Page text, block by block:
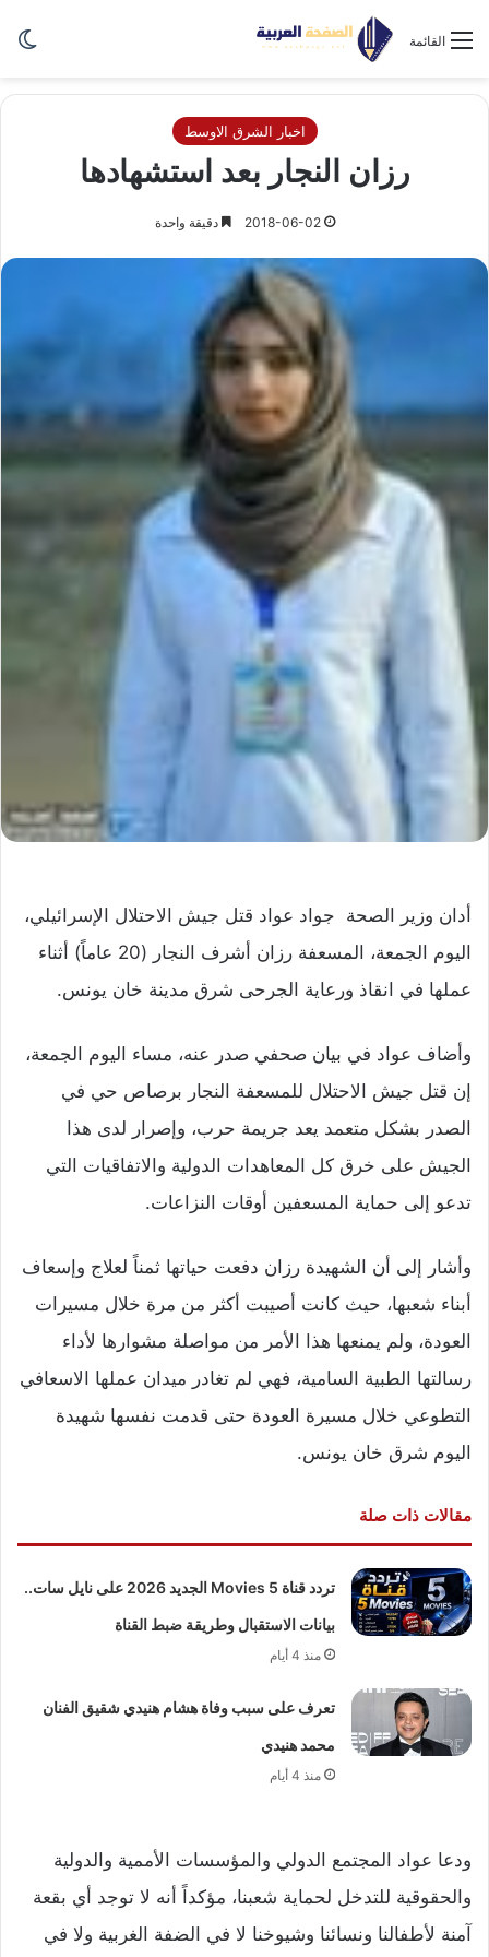
القائمة
اخبار الشرق الاوسط
رزان النجار بعد استشهادها
2018-06-02 دقيقة واحدة
أدان وزير الصحة جواد عواد قتل جيش الاحتلال الإسرائيلي،
اليوم الجمعة، المسعفة رزان أشرف النجار (20 عاماً) أثناء
عملها في انقاذ ورعاية الجرحى شرق مدينة خان يونس.
وأضاف عواد في بيان صحفي صدر عنه، مساء اليوم الجمعة،
إن قتل جيش الاحتلال للمسعفة النجار برصاص حي في
الصدر بشكل متعمد يعد جريمة حرب، وإصرار لدى هذا
الجيش على خرق كل المعاهدات الدولية والاتفاقيات التي
تدعو إلى حماية المسعفين أوقات النزاعات.
وأشار إلى أن الشهيدة رزان دفعت حياتها ثمناً لعلاج وإسعاف
أبناء شعبها، حيث كانت أصيبت أكثر من مرة خلال مسيرات
العودة، ولم يمنعها هذا الأمر من مواصلة مشوارها لأداء
رسالتها الطبية السامية، فهي لم تغادر ميدان عملها الاسعافي
التطوعي خلال مسيرة العودة حتى قدمت نفسها شهيدة
اليوم شرق خان يونس.
مقالات ذات صلة
تردد قناة 5 Movies الجديد 2026 على نايل سات..
بيانات الاستقبال وطريقة ضبط القناة
منذ 4 أيام
تعرف على سبب وفاة هشام هنيدي شقيق الفنان
محمد هنيدي
منذ 4 أيام
ودعا عواد المجتمع الدولي والمؤسسات الأممية والدولية
والحقوقية للتدخل لحماية شعبنا، مؤكداً أنه لا توجد أي بقعة
آمنة لأطفالنا ونسائنا وشيوخنا لا في الضفة الغربية ولا في